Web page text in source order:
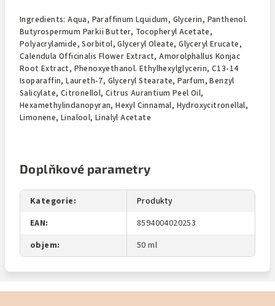
Ingredients: Aqua, Paraffinum Lquidum, Glycerin, Panthenol.
Butyrospermum Parkii Butter, Tocopheryl Acetate,
Polyacrylamide, Sorbitol, Glyceryl Oleate, Glyceryl Erucate,
Calendula Officinalis Flower Extract, Amorolphallus Konjac
Root Extract, Phenoxyethanol. Ethylhexylglycerin, C13-14
Isoparaffin, Laureth-7, Glyceryl Stearate, Parfum, Benzyl
Salicylate, Citronellol, Citrus Aurantium Peel Oil,
Hexamethylindanopyran, Hexyl Cinnamal, Hydroxycitronellal,
Limonene, Linalool, Linalyl Acetate
Doplňkové parametry
Kategorie:
Produkty
EAN:
8594004020253
objem: 50 ml